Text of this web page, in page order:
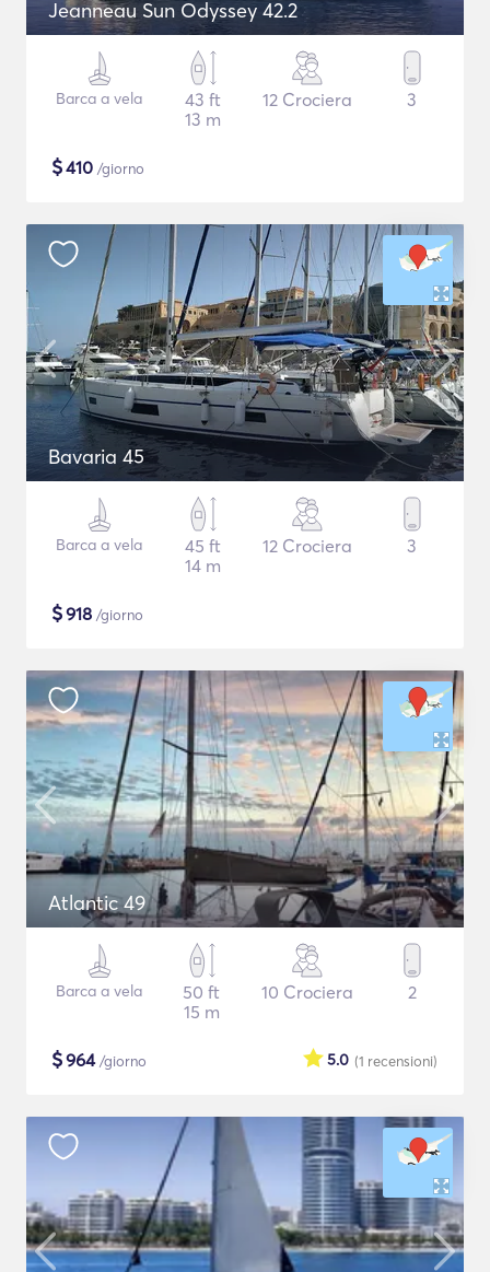
Jeanneau Sun Odyssey 42.2
Barca a vela
43 ft
13 m
12 Crociera 3
$410 /giorno
Bavaria 45
Barca a vela
45 ft
14 m
12 Crociera 3
$918 /giorno
Atlantic 49
Barca a vela
50 ft
15 m
10 Crociera 2
$964/giorno (1 recensioni)
5.0